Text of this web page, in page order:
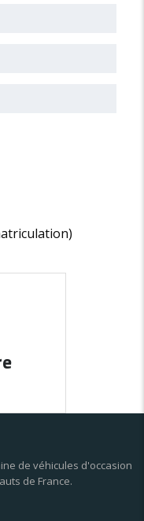
de véhicules d'occasion
de France.